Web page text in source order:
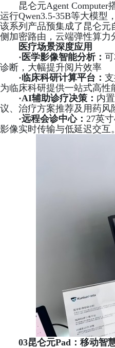
昆仑元Agent Computer
运行Qwen3.5-35B等大模
该系列产品预集成了昆仑
侧加密路由，云端弹性算
医疗场景深度应用
· 医学影像智能分析：
诊断，大幅提升阅片效率
·临床科研计算平台：
为临床科研提供一站式高
·AI辅助诊疗决策： 内
议、治疗方案推荐及用药风
·远程会诊中心： 27英
影像实时传输与低延迟交互。
03昆仑元Pad：移动智